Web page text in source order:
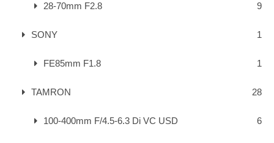
28-70mm F2.8 9
SONY 1
FE85mm F1.8 1
TAMRON 28
100-400mm F/4.5-6.3 Di VC USD 6